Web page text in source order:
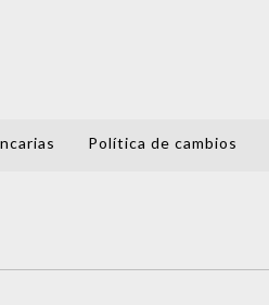
Política de cambios